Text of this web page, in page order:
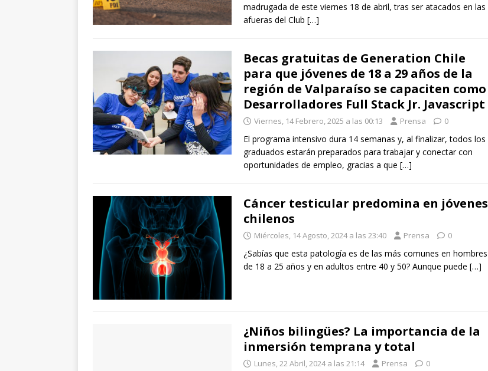
madrugada de este viernes 18 de abril, tras ser atacados en las
afueras del Club […]
Becas gratuitas de Generation Chile
para que jóvenes de 18 a 29 años de la
región de Valparaíso se capaciten como
Desarrolladores Full Stack Jr. Javascript
Viernes, 14 Febrero, 2025 a las 00:13 Prensa 0
El programa intensivo dura 14 semanas y, al finalizar, todos los
graduados estarán preparados para trabajar y conectar con
oportunidades de empleo, gracias a que […]
Cáncer testicular predomina en jóvenes
chilenos
Miércoles, 14 Agosto, 2024 a las 23:40 Prensa 0
¿Sabías que esta patología es de las más comunes en hombres
de 18 a 25 años y en adultos entre 40 y 50? Aunque puede […]
¿Niños bilingües? La importancia de la
inmersión temprana y total
Lunes, 22 Abril, 2024 a las 21:14 Prensa 0